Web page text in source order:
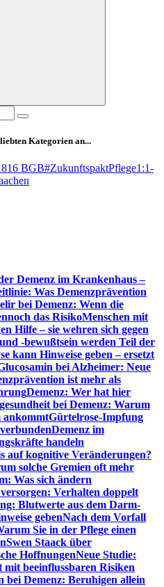
Kategorien an...
BGB#ZukunftspaktPflege1:1-
Demenz im Krankenhaus –
Was Demenzprävention
bei Demenz: Wenn die
das RisikoMenschen mit
Hilfe – sie wehren sich gegen
-bewußtsein werden Teil der
kann Hinweise geben – ersetzt
bei Alzheimer: Neue
ist mehr als
Demenz: Wer hat hier
bei Demenz: Warum
ankommtGürtelrose-Impfung
Demenz im
handeln
auf kognitive Veränderungen?
solche Gremien oft mehr
Was sich ändern
Verhalten doppelt
Blutwerte aus dem Darm-
gebenNach dem Vorfall
Sie in der Pflege einen
Swen Staack über
HoffnungenNeue Studie:
beeinflussbaren Risiken
bei Demenz: Beruhigen allein